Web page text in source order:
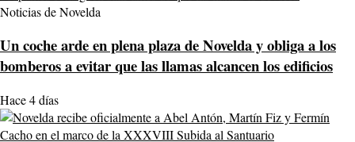
Noticias de Novelda
Un coche arde en plena plaza de Novelda y obliga a los
bomberos a evitar que las llamas alcancen los edificios
Hace 4 días